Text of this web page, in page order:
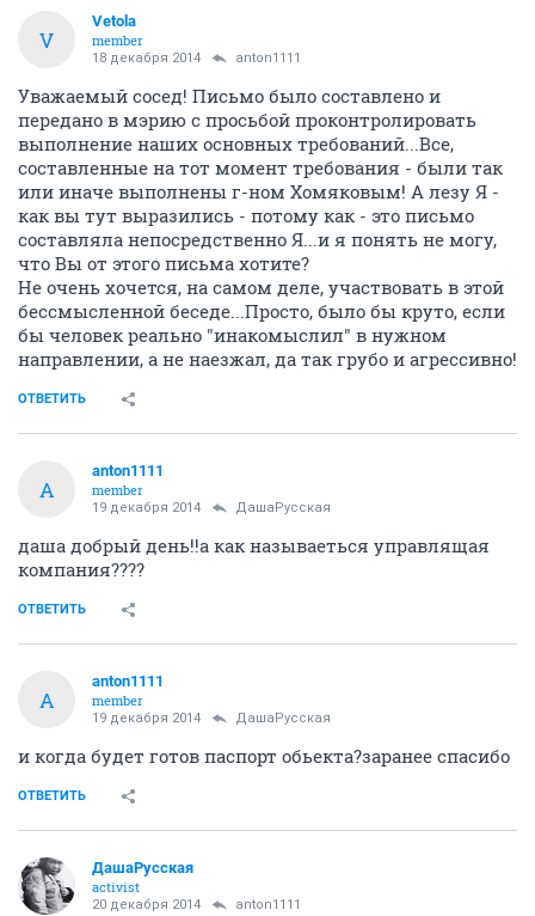
V
Vetola
member
18 декабря 2014 anton1111
Уважаемый сосед! Письмо было составлено и
передано в мэрию с просьбой проконтролировать
выполнение наших основных требований...Все,
составленные на тот момент требования - были так
или иначе выполнены г-ном Хомяковым! А лезу Я -
как вы тут выразились - потому как - это письмо
составляла непосредственно Я...и я понять не могу,
что Вы от этого письма хотите?
Не очень хочется, на самом деле, участвовать в этой
бессмысленной беседе...Просто, было бы круто, если
бы человек реально "инакомыслил" в нужном
направлении, а не наезжал, да так грубо и агрессивно!
ОТВЕТИТЬ
A
anton1111
member
19 декабря 2014 ДашаРусская
даша добрый день!!а как называеться управлящая
компания????
ОТВЕТИТЬ
A
anton1111
member
19 декабря 2014 ДашаРусская
и когда будет готов паспорт обьекта?заранее спасибо
ОТВЕТИТЬ
ДашаРусская
activist
20 декабря 2014 anton1111